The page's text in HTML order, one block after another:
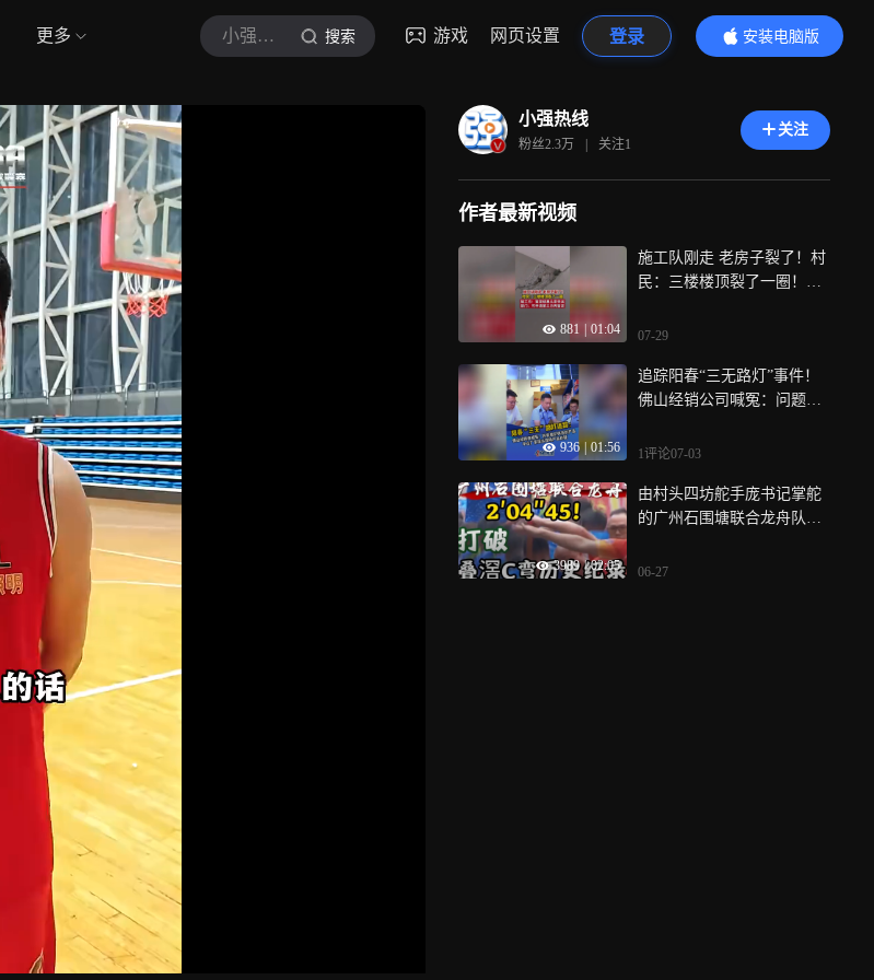
更多 小强热线 搜索 游戏 网页设置 登录
安装电脑版
内容更精彩
小强热线
粉丝2.3万 | 关注1
关注
作者最新视频
881 01:04
施工队刚走 老房子裂了！村
民：三楼楼顶裂了一圈！施
部门：可申请第三方再鉴定
07-29
936 | 01:56
追踪阳春“三无路灯”事件！
佛山经销公司喊冤：问题路
前市场监管部门仍在调查中
1评论07-03
3989 | 02:05
由村头四坊舵手庞书记掌舵
的广州石围塘联合龙舟队扒
6月21日村头四坊创下的历史
06-27